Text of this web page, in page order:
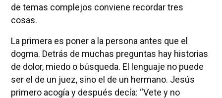
de temas complejos conviene recordar tres
cosas.
La primera es poner a la persona antes que el
dogma. Detrás de muchas preguntas hay historias
de dolor, miedo o búsqueda. El lenguaje no puede
ser el de un juez, sino el de un hermano. Jesús
primero acogía y después decía: “Vete y no